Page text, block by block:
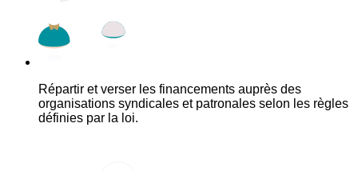
Répartir et verser les financements auprès des
organisations syndicales et patronales selon les règles
définies par la loi.